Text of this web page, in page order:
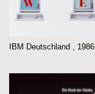
IBM Deutschland , 1986